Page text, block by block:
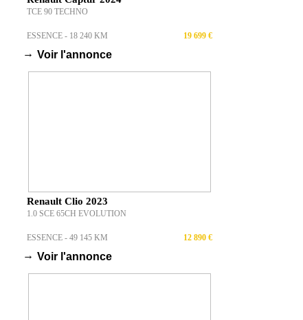
TCE 90 TECHNO
ESSENCE - 18 240 KM 19 699 €
→ Voir l'annonce
Renault Clio 2023
1.0 SCE 65CH EVOLUTION
ESSENCE - 49 145 KM 12 890 €
→ Voir l'annonce